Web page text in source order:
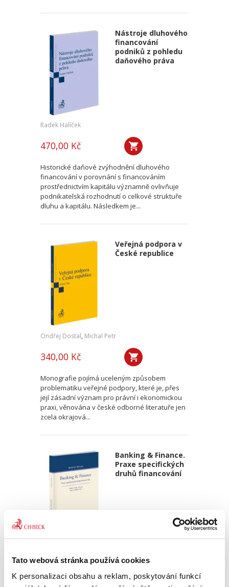
Tato webová stránka používá cookies
K personalizaci obsahu a reklam, poskytování funkcí
Nástroje dluhového
financování
podniků z pohledu
daňového práva
Radek Halíček
470,00 Kč
Historické daňové zvýhodnění dluhového
financování v porovnání s financováním
prostřednictvím kapitálu významně ovlivňuje
podnikatelská rozhodnutí o celkové struktuře
dluhu a kapitálu. Následkem je...
Veřejná podpora v
České republice
Ondřej Dostal, Michal Petr
340,00 Kč
Monografie pojímá uceleným způsobem
problematiku veřejné podpory, které je, přes
její zásadní význam pro právní i ekonomickou
praxi, věnována v české odborné literatuře jen
zcela okrajová...
Banking & Finance.
Praxe specifických
druhů financování